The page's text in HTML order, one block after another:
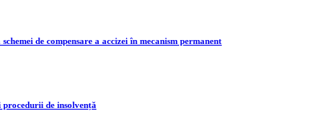
de compensare a accizei în mecanism permanent
procedurii de insolvență